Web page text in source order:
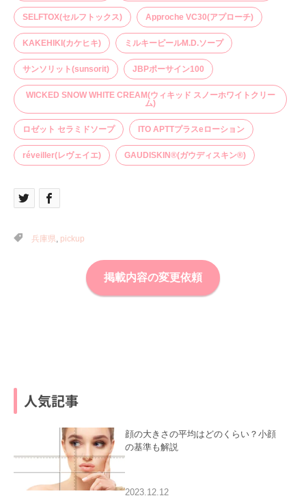
SELFTOX(セルフトックス) Approche VC30(アプローチ)
KAKEHIKI(カケヒキ) ミルキーピールM.D.ソープ
サンソリット(sunsorit) JBPポーサイン100
WICKED SNOW WHITE CREAM(ウィキッド スノーホワイトクリー
ム)
ロゼット セラミドソープ ITO APTTプラスeローション
réveiller(レヴェイエ) GAUDISKIN®(ガウディスキン®)
兵庫県 pickup
掲載内容の変更依頼
人気記事
顔の大きさの平均はどのくらい？小顔
の基準も解説
2023.12.12